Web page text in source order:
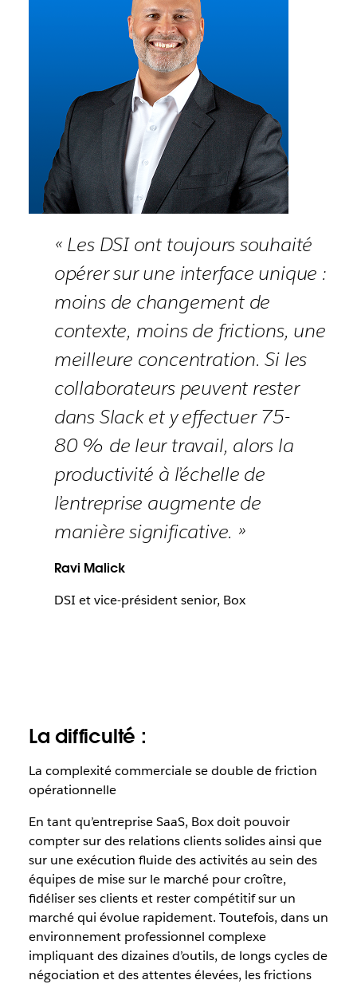
« Les DSI ont toujours souhaité
opérer sur une interface unique :
moins de changement de
contexte, moins de frictions, une
meilleure concentration. Si les
collaborateurs peuvent rester
dans Slack et y effectuer 75-
80 % de leur travail, alors la
productivité à l’échelle de
l’entreprise augmente de
manière significative. »
Ravi Malick
DSI et vice-président senior, Box
La difficulté :
La complexité commerciale se double de friction
opérationnelle
En tant qu’entreprise SaaS, Box doit pouvoir
compter sur des relations clients solides ainsi que
sur une exécution fluide des activités au sein des
équipes de mise sur le marché pour croître,
fidéliser ses clients et rester compétitif sur un
marché qui évolue rapidement. Toutefois, dans un
environnement professionnel complexe
impliquant des dizaines d’outils, de longs cycles de
négociation et des attentes élevées, les frictions